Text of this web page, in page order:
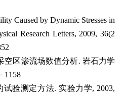
Caused by Dynamic Stresses in
Research Letters, 2009, 36(2
空区渗流场数值分析. 岩石力学
1158
试验测定方法. 实验力学, 2003,